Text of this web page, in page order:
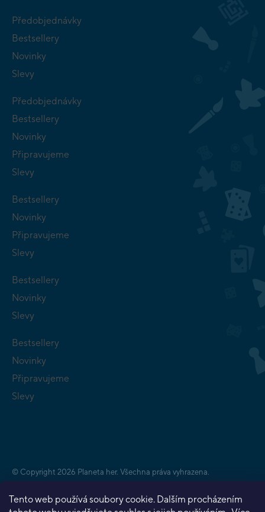
Tento web používá soubory cookie. Dalším procházením
Předobjednávky
Bestsellery
Novinky
Slevy
Předobjednávky
Bestsellery
Novinky
Připravujeme
Slevy
Bestsellery
Novinky
Připravujeme
Slevy
Bestsellery
Novinky
Slevy
Bestsellery
Novinky
Připravujeme
Slevy
Copyright 2026 Planeta her. Všechna práva vyhrazena.